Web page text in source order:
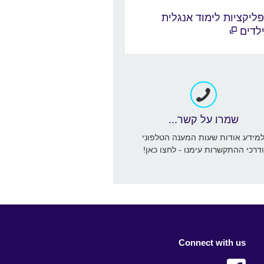
לימוד אנגלית
שמרו על קשר...
למידע אודות שעות המענה הטלפוני
ודרכי ההתקשרות עימנו - לחצו כאן!
Connect with us